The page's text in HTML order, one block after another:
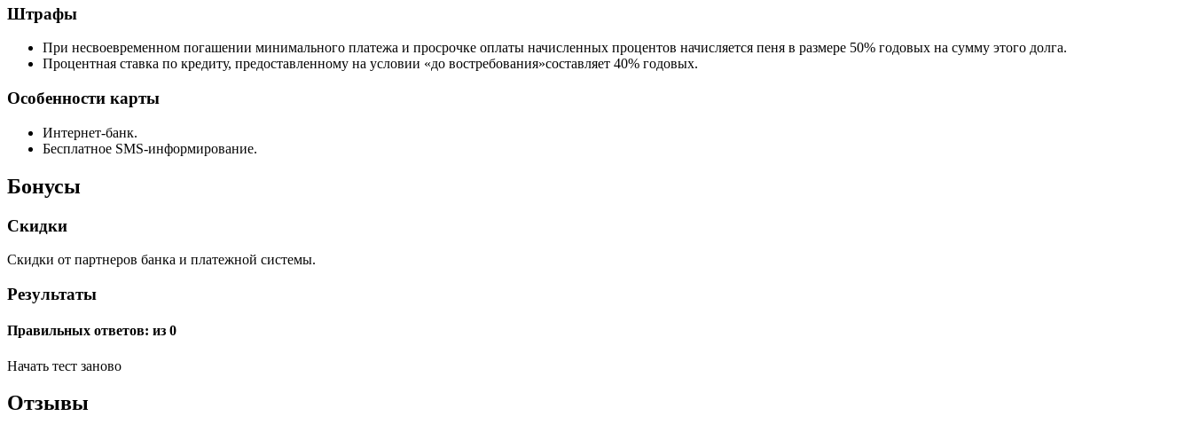
Штрафы
При несвоевременном погашении минимального платежа и просрочке оплаты начисленных процентов начисляется пеня в размере 50% годовых на сумму этого долга.
Процентная ставка по кредиту, предоставленному на условии «до востребования»составляет 40% годовых.
Особенности карты
Интернет-банк.
Бесплатное SMS-информирование.
Бонусы
Скидки
Скидки от партнеров банка и платежной системы.
Результаты
Правильных ответов: из 0
Начать тест заново
Отзывы